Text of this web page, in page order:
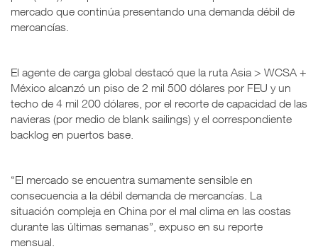
mercado que continúa presentando una demanda débil de
mercancías.
El agente de carga global destacó que la ruta Asia > WCSA +
México alcanzó un piso de 2 mil 500 dólares por FEU y un
techo de 4 mil 200 dólares, por el recorte de capacidad de las
navieras (por medio de blank sailings) y el correspondiente
backlog en puertos base.
“El mercado se encuentra sumamente sensible en
consecuencia a la débil demanda de mercancías. La
situación compleja en China por el mal clima en las costas
durante las últimas semanas”, expuso en su reporte
mensual.